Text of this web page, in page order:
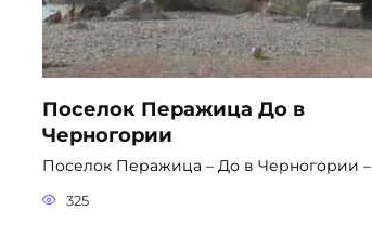
Поселок Перажица До в
Черногории
Поселок Перажица – До в Черногории –
325